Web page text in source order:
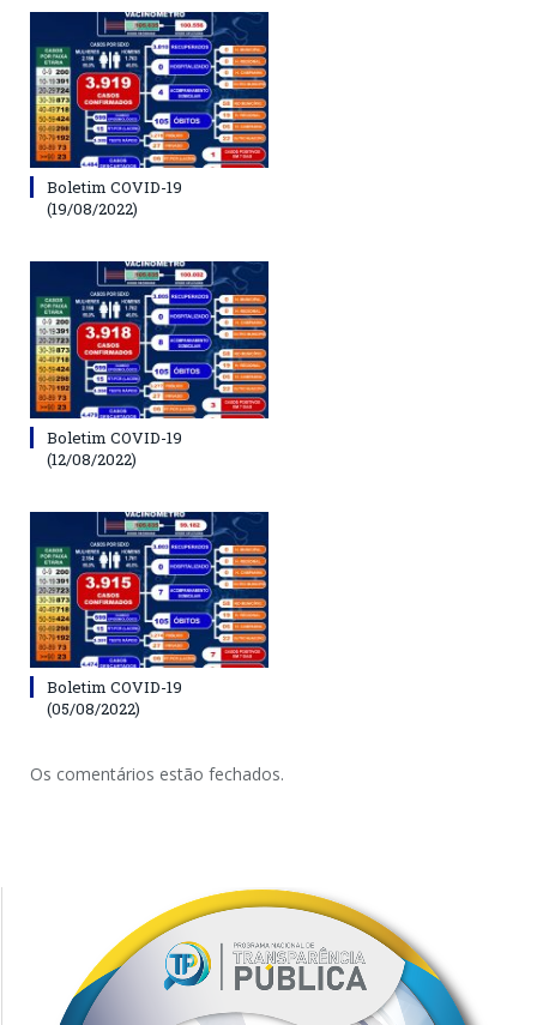
Boletim COVID-19
(19/08/2022)
Boletim COVID-19
(12/08/2022)
Boletim COVID-19
(05/08/2022)
Os comentários estão fechados.